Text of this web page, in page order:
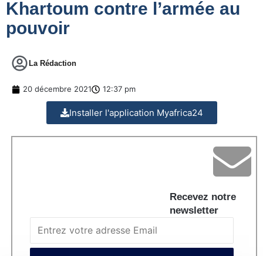
Khartoum contre l’armée au
pouvoir
La Rédaction
20 décembre 2021 12:37 pm
Installer l'application Myafrica24
Recevez notre
newsletter